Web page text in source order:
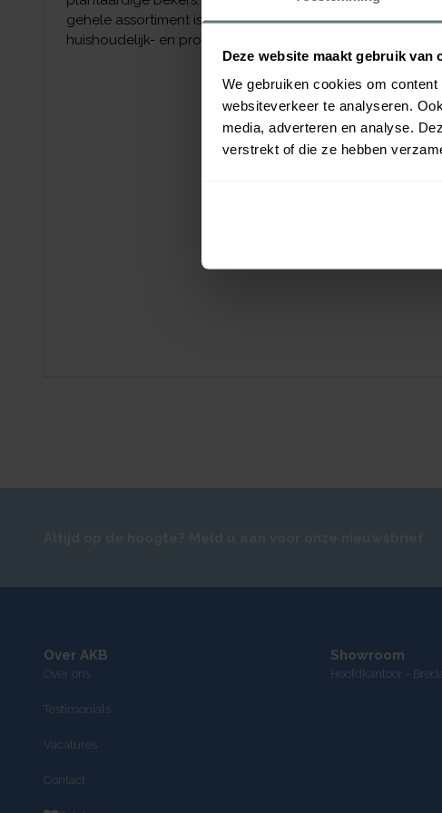
Deze website maakt gebruik van
We gebruiken cookies om
websiteverkeer te analyseren.
media, adverteren en analyse.
verstrekt of die ze hebben
gehele assortiment is biobased, biologisch afbreekbaar
huishoudelijk- en professioneel gebruik.
Over AKB
Over ons
Testimonials
Vacatures
Contact
Showroom
Hoofdkantoor -